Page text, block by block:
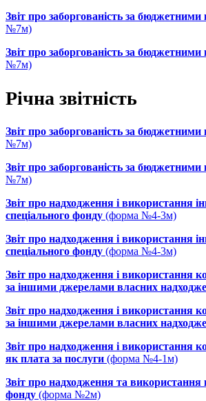
Звіт про заборгованість за
№7м)
Звіт про заборгованість за
№7м)
Річна звітність
Звіт про заборгованість за
№7м)
Звіт про заборгованість за
№7м)
Звіт про надходження і використання
спеціального фонду (форма №4-3м)
Звіт про надходження і використання
спеціального фонду (форма №4-3м)
Звіт про надходження і використання
за іншими джерелами власних
Звіт про надходження і використання
за іншими джерелами власних
Звіт про надходження і використання
як плата за послуги (форма №4-1м)
Звіт про надходження та використання
фонду (форма №2м)